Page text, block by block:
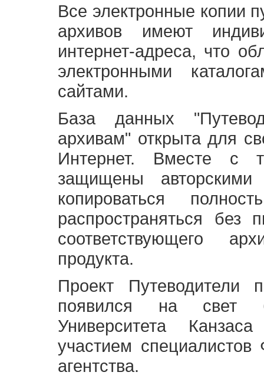
Все электронные копии
архивов имеют
интернет-адреса, что
электронными
сайтами.
База данных
архивам" открыта для
Интернет. Вместе с
защищены
копироваться
распространяться без
соответствующего
продукта.
Проект Путеводители
появился на свет
Университета
участием специалистов
агентства.